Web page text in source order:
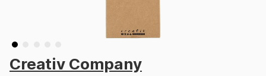
Creativ Company